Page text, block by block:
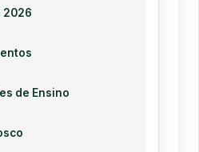
2026
de Ensino